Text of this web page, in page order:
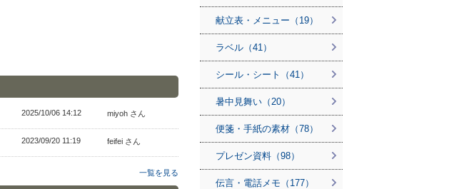
2025/10/06 14:12 miyoh さん
2023/09/20 11:19 feifei さん
一覧を見る
献立表・メニュー（19）
ラベル（41）
シール・シート（41）
暑中見舞い（20）
便箋・手紙の素材（78）
プレゼン資料（98）
伝言・電話メモ（177）